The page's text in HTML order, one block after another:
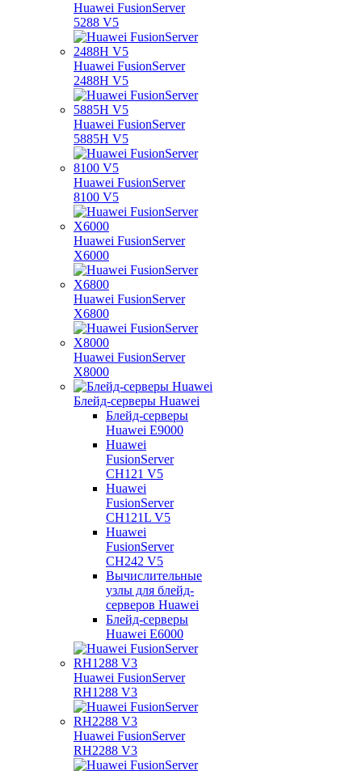
Huawei FusionServer
5288 V5
Huawei FusionServer
2488H V5
Huawei FusionServer
5885H V5
Huawei FusionServer
8100 V5
Huawei FusionServer
X6000
Huawei FusionServer
X6800
Huawei FusionServer
X8000
Блейд-серверы Huawei
Блейд-серверы
Huawei E9000
Huawei
FusionServer
CH121 V5
Huawei
FusionServer
CH121L V5
Huawei
FusionServer
CH242 V5
Вычислительные
узлы для блейд-
серверов Huawei
Блейд-серверы
Huawei E6000
Huawei FusionServer
RH1288 V3
Huawei FusionServer
RH2288 V3